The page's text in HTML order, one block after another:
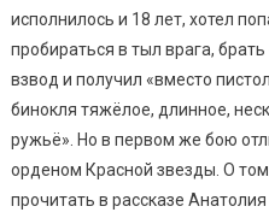
исполнилось и 18 лет, хотел
пробираться в тыл врага,
взвод и получил «вместо
бинокля тяжёлое, длинное,
ружьё». Но в первом же бою
орденом Красной звезды. О
прочитать в рассказе